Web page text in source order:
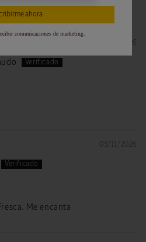
03/11/2026
Me encanta
ahora
comunicaciones de marketing.